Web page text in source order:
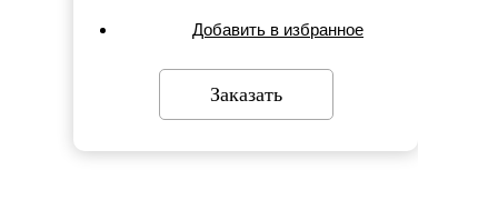
Добавить в избранное
Заказать